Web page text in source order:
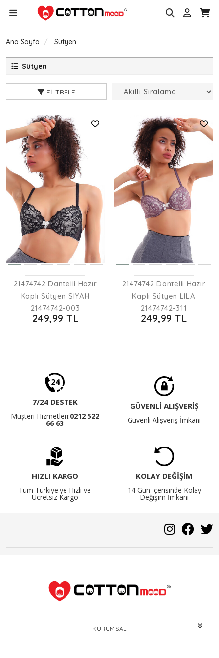
Ana Sayfa Sütyen
Sütyen
FILTRELE
21474742 Dantelli Hazır
Kaplı Sütyen SIYAH
21474742-003
249,99 TL
21474742 Dantelli Hazır
Kaplı Sütyen LILA
21474742-311
249,99 TL
7/24 DESTEK
Müşteri Hizmetleri:0212 522
66 63
GÜVENLİ ALIŞVERİŞ
Güvenli Alışveriş İmkanı
HIZLI KARGO
Tüm Türkiye'ye Hızlı ve
Ücretsiz Kargo
KOLAY DEĞİŞİM
14 Gün İçerisinde Kolay
Değişim İmkanı
KURUMSAL